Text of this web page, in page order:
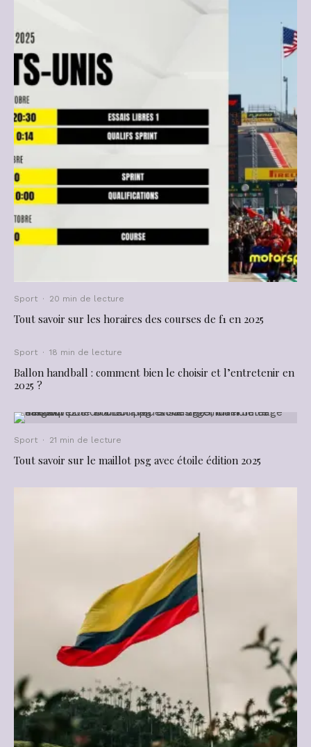
Sport · 20 min de lecture
Tout savoir sur les horaires des courses de f1 en 2025
Sport · 18 min de lecture
Ballon handball : comment bien le choisir et l’entretenir en
2025 ?
Sport · 21 min de lecture
Tout savoir sur le maillot psg avec étoile édition 2025